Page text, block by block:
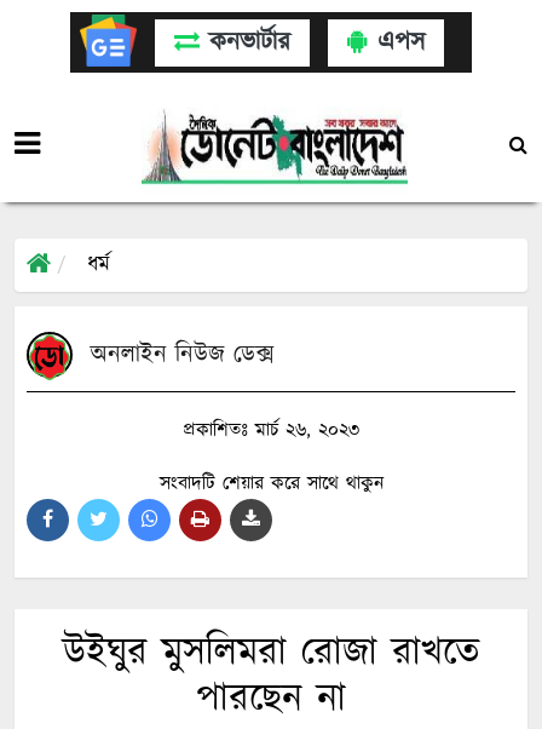
কনভার্টার এপস
ধর্ম
অনলাইন নিউজ ডেক্স
প্রকাশিতঃ মার্চ ২৬, ২০২৩
সংবাদটি শেয়ার করে সাথে থাকুন
উইঘুর মুসলিমরা রোজা রাখতে
পারছেন না